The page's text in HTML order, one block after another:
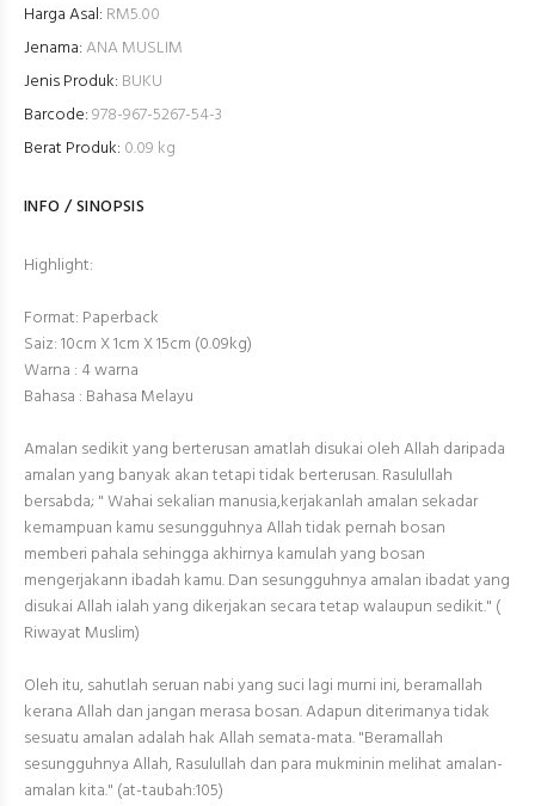
Harga Asal: RM5.00
Jenama:ANA MUSLIM
Jenis Produk: BUKU
Barcode:978-967-5267-54-3
Berat Produk: 0.09 kg
INFO / SINOPSIS
Highlight:
Format: Paperback
Saiz: 10cm X 1cm X 15cm (0.09kg)
Warna : 4 warna
Bahasa : Bahasa Melayu
Amalan sedikit yang berterusan amatlah disukai oleh Allah daripada
amalan yang banyak akan tetapi tidak berterusan. Rasulullah
bersabda; " Wahai sekalian manusia,kerjakanlah amalan sekadar
kemampuan kamu sesungguhnya Allah tidak pernah bosan
memberi pahala sehingga akhirnya kamulah yang bosan
mengerjakann ibadah kamu. Dan sesungguhnya amalan ibadat yang
disukai Allah ialah yang dikerjakan secara tetap walaupun sedikit." (
Riwayat Muslim)
Oleh itu, sahutlah seruan nabi yang suci lagi murni ini, beramallah
kerana Allah dan jangan merasa bosan. Adapun diterimanya tidak
sesuatu amalan adalah hak Allah semata-mata. "Beramallah
sesungguhnya Allah, Rasulullah dan para mukminin melihat amalan-
amalan kita." (at-taubah:105)